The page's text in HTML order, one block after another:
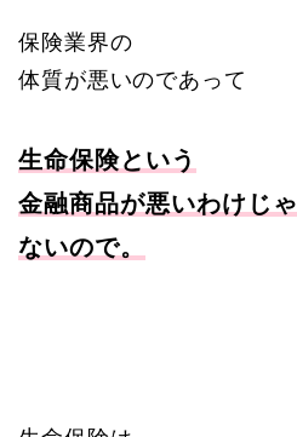
保険業界の
体質が悪いのであって
生命保険という
金融商品が悪いわけじゃ
ないので。